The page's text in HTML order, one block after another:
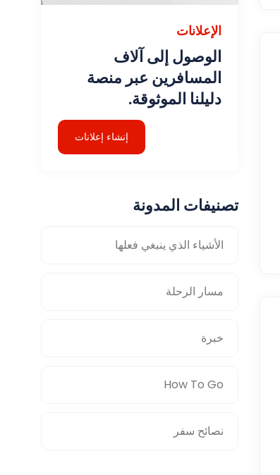
الإعلانات
الوصول إلى آلاف
المسافرين عبر منصة
دليلنا الموثوقة.
إنشاء إعلانات
تصنيفات المدونة
الأشياء الذي ينبغي فعلها
مسار الرحلة
خبرة
How To Go
نصائح سفر